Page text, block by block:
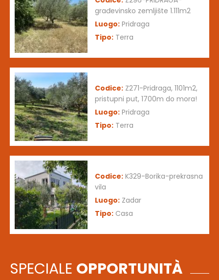
građevinsko zemljište 1.111m2
Luogo: Pridraga
Tipo: Terra
Codice: Z271-Pridraga, 1101m2,
pristupni put, 1700m do mora!
Luogo: Pridraga
Tipo: Terra
Codice: K329-Borika-prekrasna
vila
Luogo: Zadar
Tipo: Casa
SPECIALE OPPORTUNITÀ